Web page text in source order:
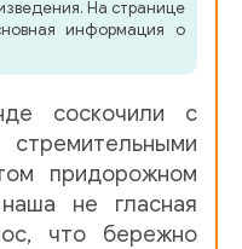
На странице
информация о
соскочили с
придорожном
не гласная
что бережно